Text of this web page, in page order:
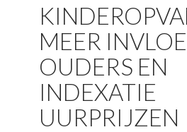
MEER
OUDERS EN
INDEXATIE
UURPRIJZEN